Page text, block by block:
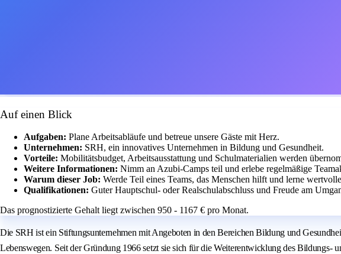
Auf einen Blick
Aufgaben: Plane Arbeitsabläufe und betreue unsere Gäste mit Herz.
Unternehmen: SRH, ein innovatives Unternehmen in Bildung und Gesundheit.
Vorteile: Mobilitätsbudget, Arbeitsausstattung und Schulmaterialien werden
Weitere Informationen: Nimm an Azubi-Camps teil und erlebe regelmäßige
Warum dieser Job: Werde Teil eines Teams, das Menschen hilft und lerne
Qualifikationen: Guter Hauptschul- oder Realschulabschluss und Freude am
Das prognostizierte Gehalt liegt zwischen 950 - 1167 € pro Monat.
Die SRH ist ein Stiftungsunternehmen mit Angeboten in den Bereichen Bildung und
Lebenswegen. Seit der Gründung 1966 setzt sie sich für die Weiterentwicklung des